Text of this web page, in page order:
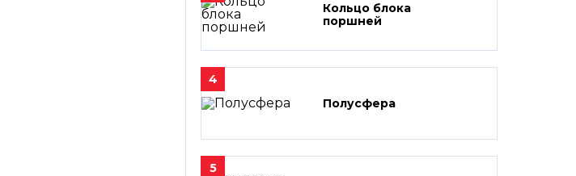
Кольцо блока
поршней
4
Полусфера
5